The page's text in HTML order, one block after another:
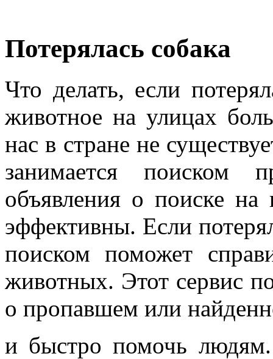
Потерялась собака
Что делать, если
животное на улицах
нас в стране не
занимается
объявления о поиске на
эффективны. Если
поиском поможет
животных. Этот сервис
о пропавшем или
и быстро помочь